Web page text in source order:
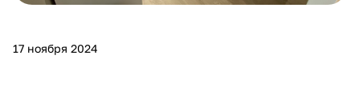
17 ноября 2024